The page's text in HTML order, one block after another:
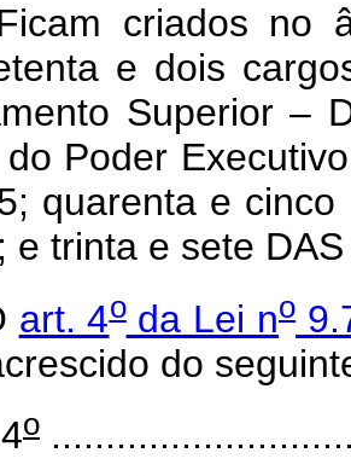
criados no
e dois
Superior –
Poder
quarenta e
e trinta e sete
art. 4oda Lei no
do
o